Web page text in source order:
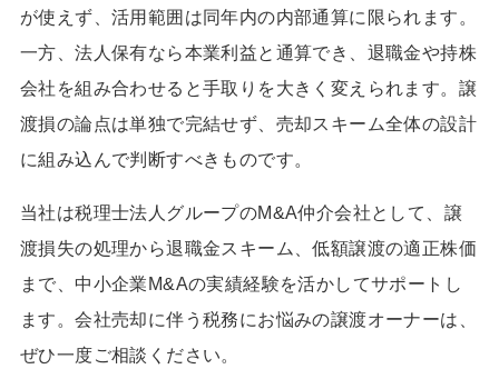
が使えず、活用範囲は同年内の内部通算に限られます。
一方、法人保有なら本業利益と通算でき、退職金や持株
会社を組み合わせると手取りを大きく変えられます。譲
渡損の論点は単独で完結せず、売却スキーム全体の設計
に組み込んで判断すべきものです。
当社は税理士法人グループのM&A仲介会社として、譲
渡損失の処理から退職金スキーム、低額譲渡の適正株価
まで、中小企業M&Aの実績経験を活かしてサポートし
ます。会社売却に伴う税務にお悩みの譲渡オーナーは、
ぜひ一度ご相談ください。